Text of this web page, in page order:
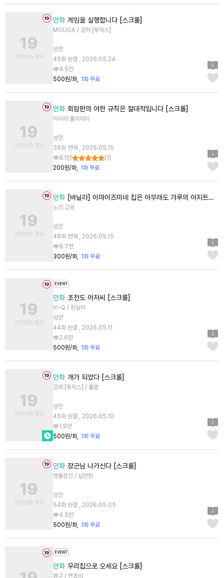
만화 게임을 실행합니다 [스크롤]
MOUGA / 공허 [투믹스]
성인
45화 완결 , 2026.05.24
4.5만
500원/화
1화 무료
만화 회람판의 야한 규칙은 절대적입니다 [스크롤]
라라라·홀리데이
성인
36화 연재 , 2026.05.15
8.1만
(1 )
200원/화
1화 무료
만화 [바닐라] 이마이즈미네 집은 아무래도 갸루의 아지트가 된 모양이다 ~DEEP~
노리 고로
성인
48화 연재 , 2026.05.15
9.7천
300원/화
1화 무료
만화 초전도 아저씨 [스크롤]
In-Q / 원달러
성인
44화 완결 , 2026.05.11
2.6만
500원/화
1화 무료
만화 개가 되었다 [스크롤]
코레 [투믹스] / 홀령
성인
45화 완결 , 2026.05.10
1.9만
500원/화
1화 무료
만화 장군님 나가신다 [스크롤]
맷돌장인 / 십만원
성인
54화 완결 , 2026.05.05
4.5만
500원/화
1화 무료
만화 우리집으로 오세요 [스크롤]
봉구 / 엔쵸비